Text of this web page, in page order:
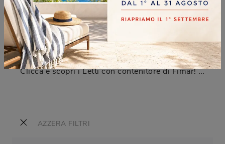
AZZERA FILTRI
BIPLANO
Clicca e scopri i Letti con contenitore di Fimar! Il modello Biplano in legno ti aspetta nelle versioni matrimoniali.